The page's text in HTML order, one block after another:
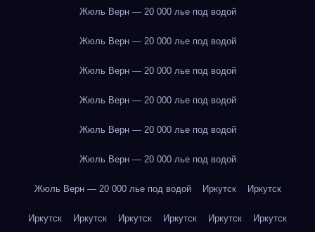
Жюль Верн — 20 000 лье под водой
Жюль Верн — 20 000 лье под водой
Жюль Верн — 20 000 лье под водой
Жюль Верн — 20 000 лье под водой
Жюль Верн — 20 000 лье под водой
Жюль Верн — 20 000 лье под водой
Жюль Верн — 20 000 лье под водой Иркутск Иркутск
Иркутск Иркутск Иркутск Иркутск Иркутск Иркутск